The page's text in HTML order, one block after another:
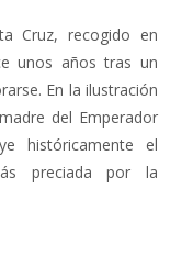
Cruz, recogido en
unos años tras un
En la ilustración
del Emperador
históricamente el
preciada por la